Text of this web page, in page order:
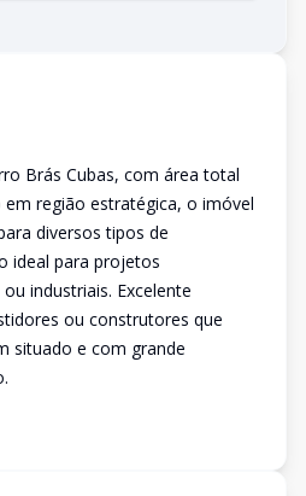
Brás Cubas, com área total
em região estratégica, o imóvel
diversos tipos de
ideal para projetos
industriais. Excelente
ou construtores que
situado e com grande